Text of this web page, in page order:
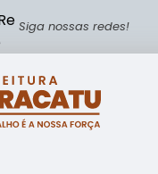
Siga nossas redes!